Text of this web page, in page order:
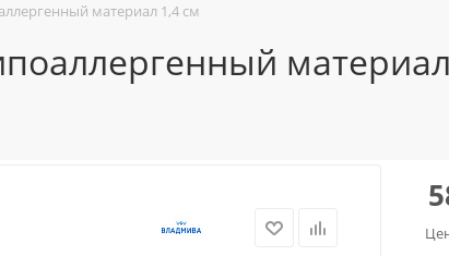
материал 1,4 см